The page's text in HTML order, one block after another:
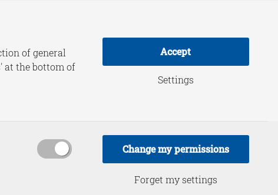
of general
at the bottom of
Accept
Settings
Change my permissions
Forget my settings